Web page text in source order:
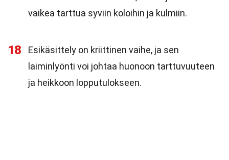
vaikea tarttua syviin koloihin ja kulmiin.
18
Esikäsittely on kriittinen vaihe, ja sen
laiminlyönti voi johtaa huonoon tarttuvuuteen
ja heikkoon lopputulokseen.